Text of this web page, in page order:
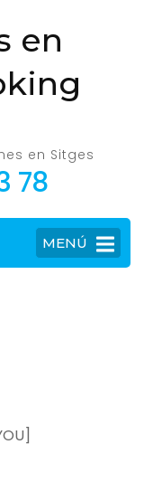
en
en Sitges
78
MENÚ